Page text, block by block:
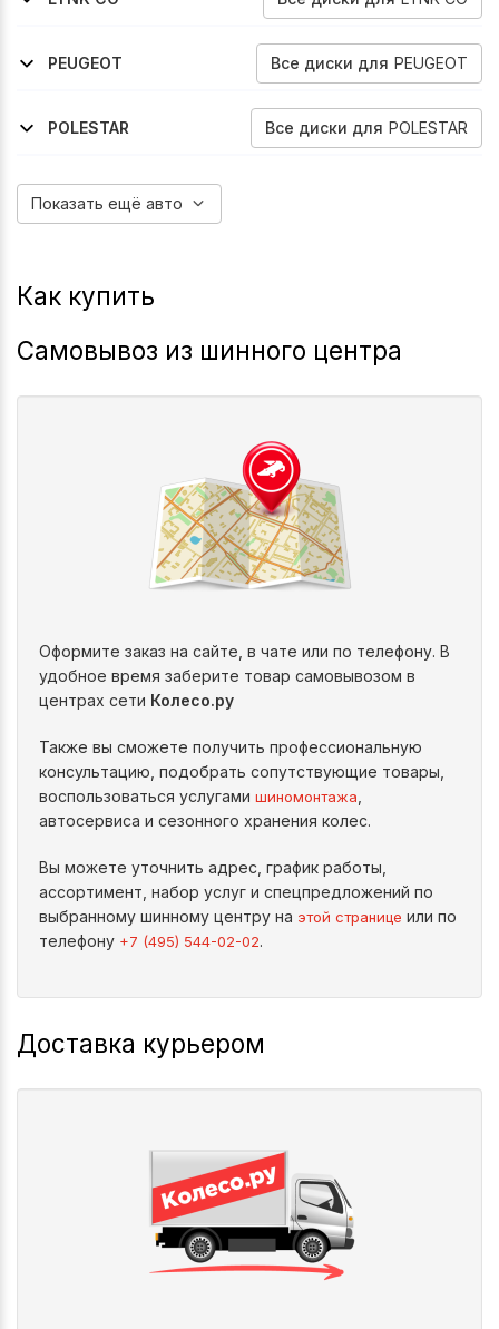
2023-2026
PEUGEOT
Все диски для PEUGEOT
2024-2026
POLESTAR
Все диски для POLESTAR
Показать ещё авто
Как купить
Самовывоз из шинного центра
Оформите заказ на сайте, в чате или по телефону. В
удобное время заберите товар самовывозом в
центрах сети Колесо.ру
Также вы сможете получить профессиональную
консультацию, подобрать сопутствующие товары,
воспользоваться услугами шиномонтажа
автосервиса и сезонного хранения колес.
Вы можете уточнить адрес, график работы,
ассортимент, набор услуг и спецпредложений по
выбранному шинному центру на этой странице или по
телефону +7 (495) 544-02-02.
Доставка курьером